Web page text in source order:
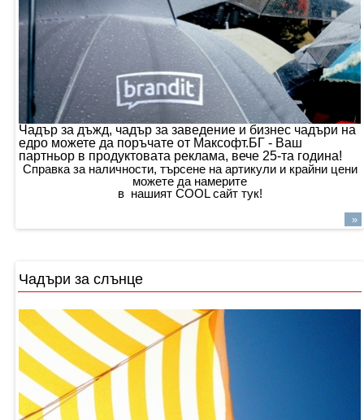
Чадър за дъжд, чадър за заведение и бизнес чадъри на
едро можете да поръчате от Максофт.БГ - Ваш
партньор в продуктовата реклама, вече 25-та година!
Справка за наличности, търсене на артикули и крайни цени
можете да намерите
в нашият COOL сайт тук!
»
Чадъри за слънце